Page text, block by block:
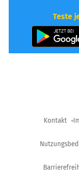
Teste
Kontakt